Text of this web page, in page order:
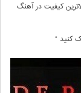
کیفیت در آهنگ
کنید “